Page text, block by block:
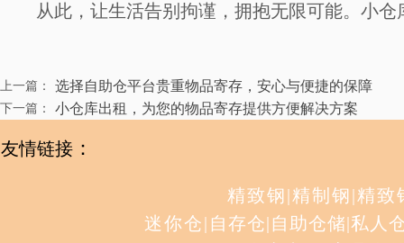
从此，让生活告别拘谨，拥抱无限可能。小仓
上一篇： 选择自助仓平台贵重物品寄存，安心与便捷的保障
下一篇： 小仓库出租，为您的物品寄存提供方便解决方案
精致钢|精制钢|精致
迷你仓| 自存仓| 自助仓储|私人
友情链接 ：